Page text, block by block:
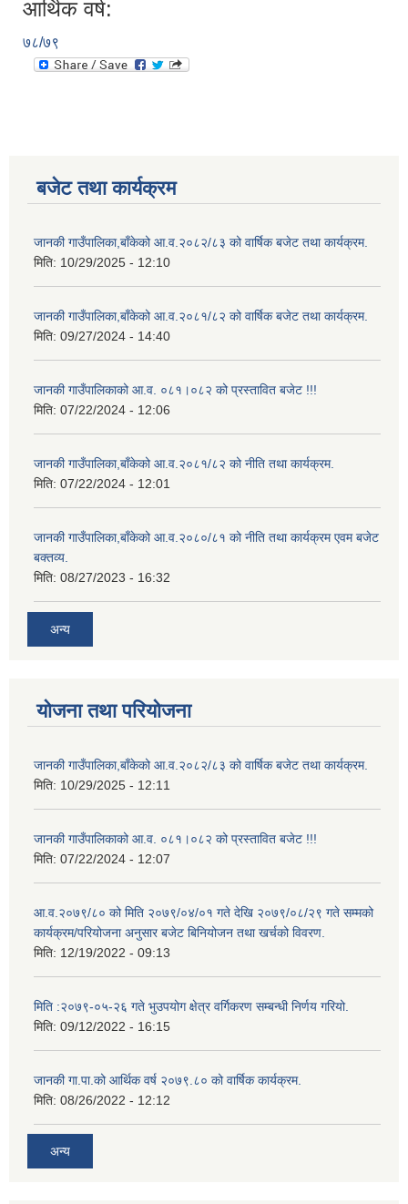
आर्थिक वर्ष:
७८/७९
बजेट तथा कार्यक्रम
जानकी गाउँपालिका,बाँकेको आ.व.२०८२/८३ को वार्षिक बजेट तथा कार्यक्रम.
मिति: 10/29/2025 - 12:10
जानकी गाउँपालिका,बाँकेको आ.व.२०८१/८२ को वार्षिक बजेट तथा कार्यक्रम.
मिति: 09/27/2024 - 14:40
जानकी गाउँपालिकाको आ.व. ०८१।०८२ को प्रस्तावित बजेट !!!
मिति: 07/22/2024 - 12:06
जानकी गाउँपालिका,बाँकेको आ.व.२०८१/८२ को नीति तथा कार्यक्रम.
मिति: 07/22/2024 - 12:01
जानकी गाउँपालिका,बाँकेको आ.व.२०८०/८१ को नीति तथा कार्यक्रम एवम बजेट
बक्तव्य.
मिति: 08/27/2023 - 16:32
अन्य
योजना तथा परियोजना
जानकी गाउँपालिका,बाँकेको आ.व.२०८२/८३ को वार्षिक बजेट तथा कार्यक्रम.
मिति: 10/29/2025 - 12:11
जानकी गाउँपालिकाको आ.व. ०८१।०८२ को प्रस्तावित बजेट !!!
मिति: 07/22/2024 - 12:07
आ.व.२०७९/८० को मिति २०७९/०४/०१ गते देखि २०७९/०८/२९ गते सम्मको
कार्यक्रम/परियोजना अनुसार बजेट बिनियोजन तथा खर्चको विवरण.
मिति: 12/19/2022 - 09:13
मिति :२०७९-०५-२६ गते भुउपयोग क्षेत्र वर्गिकरण सम्बन्धी निर्णय गरियो.
मिति: 09/12/2022 - 16:15
जानकी गा.पा.को आर्थिक वर्ष २०७९.८० को वार्षिक कार्यक्रम.
मिति: 08/26/2022 - 12:12
अन्य